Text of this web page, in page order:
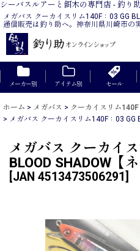
シーバスルアーと餌木の専門店 - 釣り
メガバス クーカイスリム140F：03 GG
通信販売は釣り助へ。神奈川県川崎市の
メーカー別 アイテム別 セール
ホーム > メガバス > クーカイスリム140F
> メガバス クーカイスリム140F：03 GG
メガバス クーカイ
BLOOD SHADOW【
JAN 4513473506291